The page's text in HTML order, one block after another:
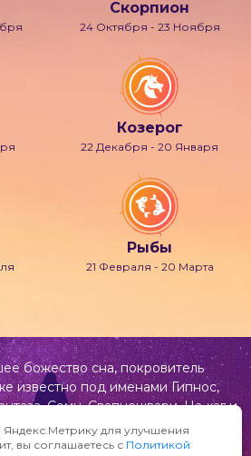
Скорпион
24 Октября - 23 Ноября
Козерог
22 Декабря - 20 Января
Рыбы
21 Февраля - 20 Марта
божество сна, покровитель
известно под именами Гипнос,
Сомн, Свапнещвари, На-хаг и
Яндекс.Метрику для улучшения
вы соглашаетесь с Политикой